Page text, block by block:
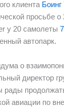
клиента Боинг
просьбе о
y 20 самолеты
автопарк.
о
директор
рады
авиации по